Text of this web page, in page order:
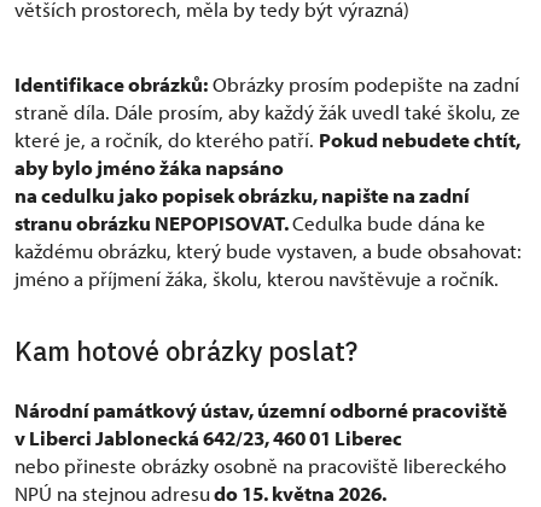
větších prostorech, měla by tedy být výrazná)
Identifikace obrázků:Obrázky prosím podepište na zadní
straně díla. Dále prosím, aby každý žák uvedl také školu, ze
které je, a ročník, do kterého patří. Pokud nebudete chtít,
aby bylo jméno žáka napsáno
na cedulku jako popisek obrázku, napište na zadní
stranu obrázku NEPOPISOVAT.Cedulka bude dána ke
každému obrázku, který bude vystaven, a bude obsahovat:
jméno a příjmení žáka, školu, kterou navštěvuje a ročník.
Kam hotové obrázky poslat?
Národní památkový ústav, územní odborné pracoviště
v Liberci Jablonecká 642/23, 460 01 Liberec
nebo přineste obrázky osobně na pracoviště libereckého
NPÚ na stejnou adresudo 15. května 2026.